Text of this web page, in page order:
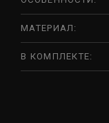
МАТЕРИАЛ:
В КОМПЛЕКТЕ: